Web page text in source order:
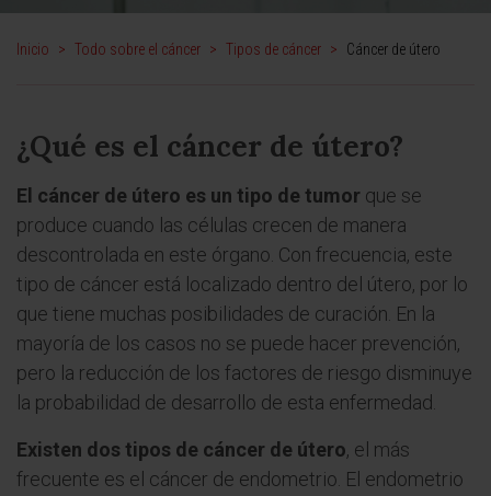
Inicio > Todo sobre el cáncer > Tipos de cáncer > Cáncer de útero
¿Qué es el cáncer de útero?
El cáncer de útero es un tipo de tumor que se
produce cuando las células crecen de manera
descontrolada en este órgano. Con frecuencia, este
tipo de cáncer está localizado dentro del útero, por lo
que tiene muchas posibilidades de curación. En la
mayoría de los casos no se puede hacer prevención,
pero la reducción de los factores de riesgo disminuye
la probabilidad de desarrollo de esta enfermedad.
Existen dos tipos de cáncer de útero, el más
frecuente es el cáncer de endometrio. El endometrio